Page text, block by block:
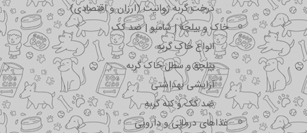
درخت گربه ژوانیت (ارزان و اقتصادی)
خاک و بیلچه | شامپو | ضد کک
انواع خاک گربه
بیلچه و سطل خاک گربه
آرایشی بهداشتی
ضد کک و کنه گربه
غذاهای درمانی و دارویی